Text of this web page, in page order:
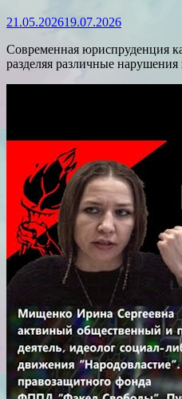
21.05.202619.07.2026
Современная юриспруденция
разделяя различные